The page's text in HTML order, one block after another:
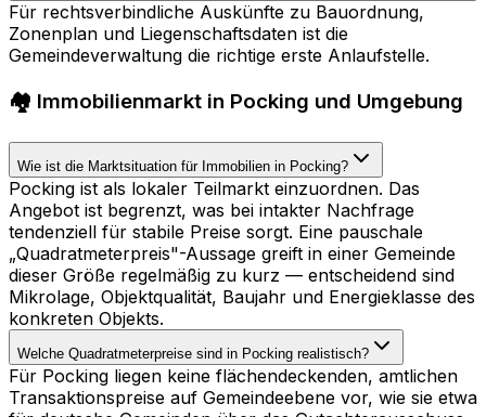
Für rechtsverbindliche Auskünfte zu Bauordnung,
Zonenplan und Liegenschaftsdaten ist die
Gemeindeverwaltung die richtige erste Anlaufstelle.
🏘️ Immobilienmarkt in Pocking und Umgebung
Wie ist die Marktsituation für Immobilien in Pocking?
Pocking ist als lokaler Teilmarkt einzuordnen. Das
Angebot ist begrenzt, was bei intakter Nachfrage
tendenziell für stabile Preise sorgt. Eine pauschale
„Quadratmeterpreis"-Aussage greift in einer Gemeinde
dieser Größe regelmäßig zu kurz — entscheidend sind
Mikrolage, Objektqualität, Baujahr und Energieklasse des
konkreten Objekts.
Welche Quadratmeterpreise sind in Pocking realistisch?
Für Pocking liegen keine flächendeckenden, amtlichen
Transaktionspreise auf Gemeindeebene vor, wie sie etwa